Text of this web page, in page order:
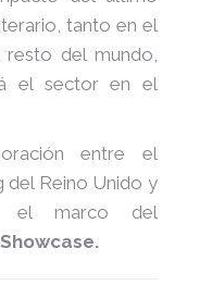
tanto en el
del mundo,
el sector en el
entre el
del Reino Unido y
el marco del